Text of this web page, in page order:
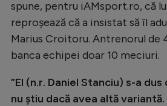
spune, pentru iAMsport.ro, că
reproșează că a insistat să îl
Marius Croitoru. Antrenorul de
banca echipei doar 10 meciuri.
”El (n.r. Daniel Stanciu) s-a
nu știu dacă avea altă